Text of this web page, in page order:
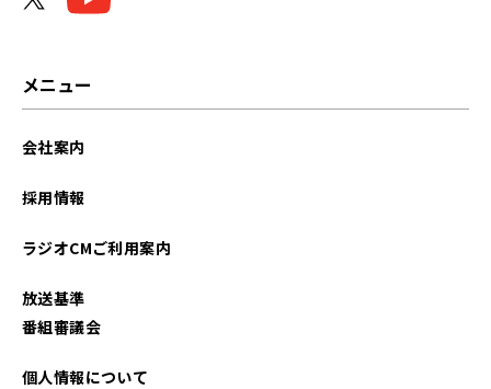
2022年01月
メニュー
会社案内
採用情報
ラジオCMご利用案内
放送基準
番組審議会
個人情報について